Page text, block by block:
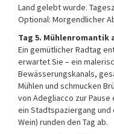
Land gelebt wurde.
Optional: Morgendlicher
Tag 5. Mühlenromantik
Ein gemütlicher Radtag
erwartet Sie – ein
Bewässerungskanals,
Mühlen und schmucken
von Adegliacco zur
ein Stadtspaziergang und
Wein) runden den Tag ab.